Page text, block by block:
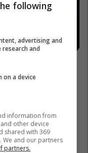
following
advertising and
and
on a device
information from
other device
shared with 369
We and our partners
partners.